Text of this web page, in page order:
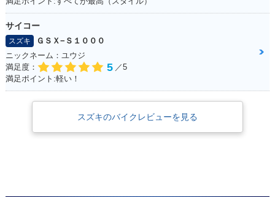
サイコー
スズキ
ＧＳＸ−Ｓ１０００
ニックネーム：ユウジ
満足度：
5 ／5
満足ポイント:軽い！
スズキのバイクレビューを見る